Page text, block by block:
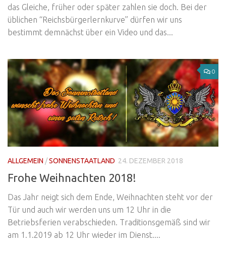
das Gleiche, früher oder später zahlen sie doch. Bei der
üblichen “Reichsbürgerlernkurve” dürfen wir uns
bestimmt demnächst über ein Video und das...
0
ALLGEMEIN /SONNENSTAATLAND 24. DEZEMBER 2018
Frohe Weihnachten 2018!
Das Jahr neigt sich dem Ende, Weihnachten steht vor der
Tür und auch wir werden uns um 12 Uhr in die
Betriebsferien verabschieden. Traditionsgemäß sind wir
am 1.1.2019 ab 12 Uhr wieder im Dienst....